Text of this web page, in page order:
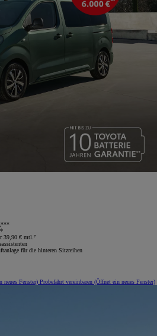
39,90 € mtl.⁷
für die hinteren Sitzreihen
neues Fenster) Probefahrt vereinbaren (Öffnet ein neues Fenster)